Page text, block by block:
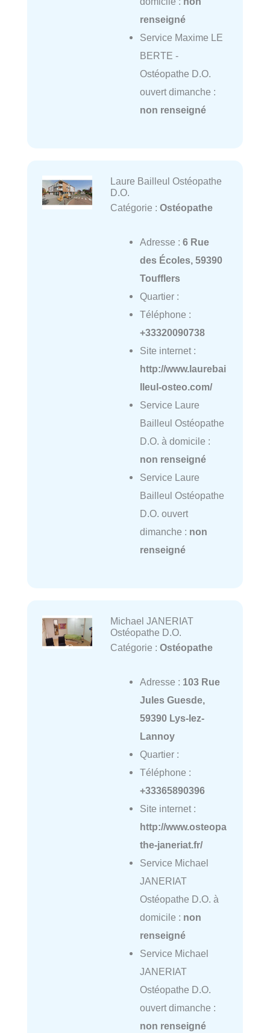
renseigné
Service Maxime LE
BERTE -
Ostéopathe D.O.
ouvert dimanche :
non renseigné
Laure Bailleul Ostéopathe
D.O.
Catégorie : Ostéopathe
Adresse : 6 Rue
des Écoles, 59390
Toufflers
Quartier :
Téléphone :
+33320090738
Site internet :
http://www.laurebai
lleul-osteo.com/
Service Laure
Bailleul Ostéopathe
D.O. à domicile :
non renseigné
Service Laure
Bailleul Ostéopathe
D.O. ouvert
dimanche : non
renseigné
Michael JANERIAT
Ostéopathe D.O.
Catégorie : Ostéopathe
Adresse : 103 Rue
Jules Guesde,
59390 Lys-lez-
Lannoy
Quartier :
Téléphone :
+33365890396
Site internet :
http://www.osteopa
the-janeriat.fr/
Service Michael
JANERIAT
Ostéopathe D.O. à
domicile : non
renseigné
Service Michael
JANERIAT
Ostéopathe D.O.
ouvert dimanche :
non renseigné